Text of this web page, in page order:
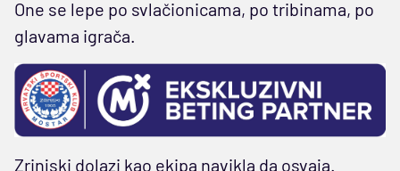
One se lepe po svlačionicama, po tribinama, po
glavama igrača.
Zrinjski dolazi kao ekipa navikla da osvaja.